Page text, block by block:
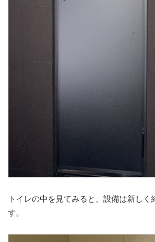
トイレの中を見てみると、設備は新しく
す。